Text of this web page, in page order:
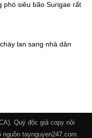
phó siêu bão Surigae rất
lan sang nhà dân
Quý độc giả copy nội
taynguyen247.com.